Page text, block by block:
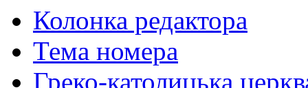
Колонка редактора
Тема номера
Греко-католицька